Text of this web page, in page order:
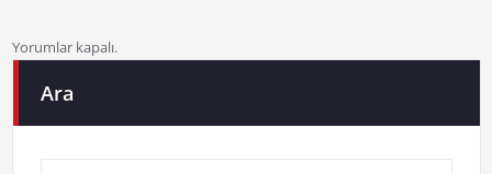
Yorumlar kapalı.
Ara